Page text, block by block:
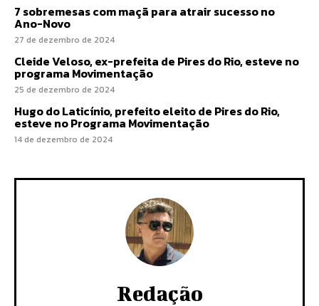
7 sobremesas com maçã para atrair sucesso no
Ano-Novo
27 de dezembro de 2024
Cleide Veloso, ex-prefeita de Pires do Rio, esteve no
programa Movimentação
25 de dezembro de 2024
Hugo do Laticínio, prefeito eleito de Pires do Rio,
esteve no Programa Movimentação
14 de dezembro de 2024
Redação